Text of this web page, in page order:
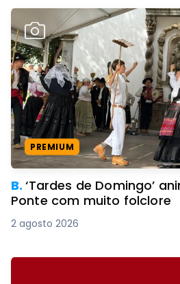
PREMIUM
B.‘Tardes de Domingo’
Ponte com muito folclore
2 agosto 2026